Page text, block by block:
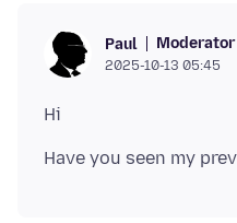
Paul Moderator
2025-10-13 05:45